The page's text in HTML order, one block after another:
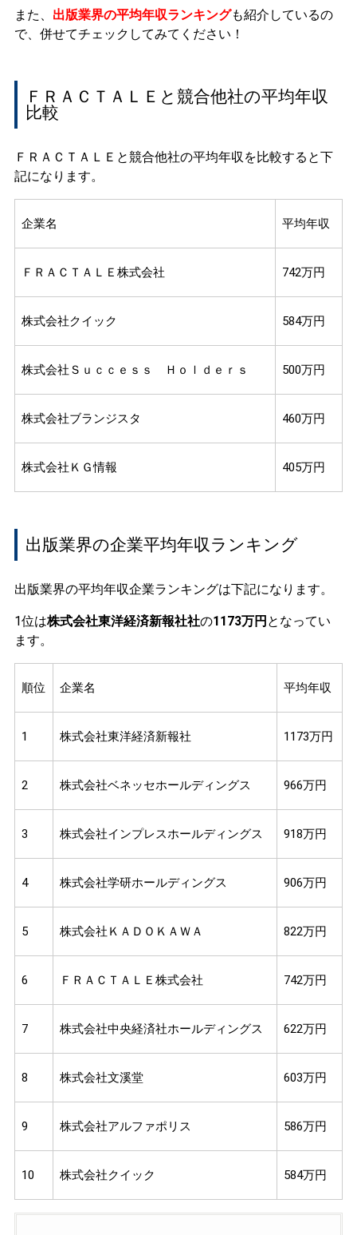
また、 出版業界の平均年収ランキングも紹介しているの
で、併せてチェックしてみてください！
ＦＲＡＣＴＡＬＥと競合他社の平均年収
比較
ＦＲＡＣＴＡＬＥと競合他社の平均年収を比較すると下
記になります。
企業名 平均年収
ＦＲＡＣＴＡＬＥ株式会社 742万円
株式会社クイック 584万円
株式会社Ｓｕｃｃｅｓｓ Ｈｏｌｄｅｒｓ 500万円
株式会社ブランジスタ 460万円
株式会社ＫＧ情報 405万円
出版業界の企業平均年収ランキング
出版業界の平均年収企業ランキングは下記になります。
1位は株式会社東洋経済新報社社の1173万円 となってい
ます。
順位 企業名 平均年収
1 株式会社東洋経済新報社 1173万円
2 株式会社ベネッセホールディングス 966万円
3 株式会社インプレスホールディングス 918万円
4 株式会社学研ホールディングス 906万円
5 株式会社ＫＡＤＯＫＡＷＡ 822万円
6 ＦＲＡＣＴＡＬＥ株式会社 742万円
7 株式会社中央経済社ホールディングス 622万円
8 株式会社文溪堂 603万円
9 株式会社アルファポリス 586万円
10 株式会社クイック 584万円